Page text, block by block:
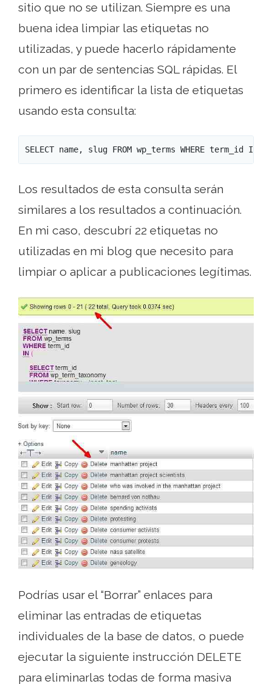
sitio que no se utilizan. Siempre es una
buena idea limpiar las etiquetas no
utilizadas, y puede hacerlo rápidamente
con un par de sentencias SQL rápidas. El
primero es identificar la lista de etiquetas
usando esta consulta:
SELECT name, slug FROM wp_terms WHERE term_id
Los resultados de esta consulta serán
similares a los resultados a continuación.
En mi caso, descubrí 22 etiquetas no
utilizadas en mi blog que necesito para
limpiar o aplicar a publicaciones legítimas.
Podrías usar el “Borrar” enlaces para
eliminar las entradas de etiquetas
individuales de la base de datos, o puede
ejecutar la siguiente instrucción DELETE
para eliminarlas todas de forma masiva